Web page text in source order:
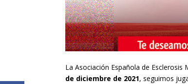
La Asociación Española de
de diciembre de 2021, seguimos